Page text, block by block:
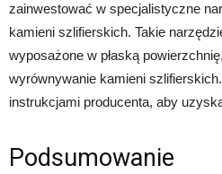
zainwestować w specjalistyczne
kamieni szlifierskich. Takie
wyposażone w płaską
wyrównywanie kamieni
instrukcjami producenta, aby
Podsumowanie